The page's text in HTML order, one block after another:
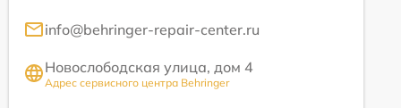
info@behringer-repair-center.ru
Новослободская улица, дом 4
Адрес сервисного центра Behringer